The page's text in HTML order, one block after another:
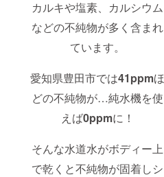
カルキや塩素、カルシウム
などの不純物が多く含まれ
ています。
愛知県豊田市では41ppmほ
どの不純物が…純水機を使
えば0ppmに！
そんな水道水がボディー上
で乾くと不純物が固着しシ